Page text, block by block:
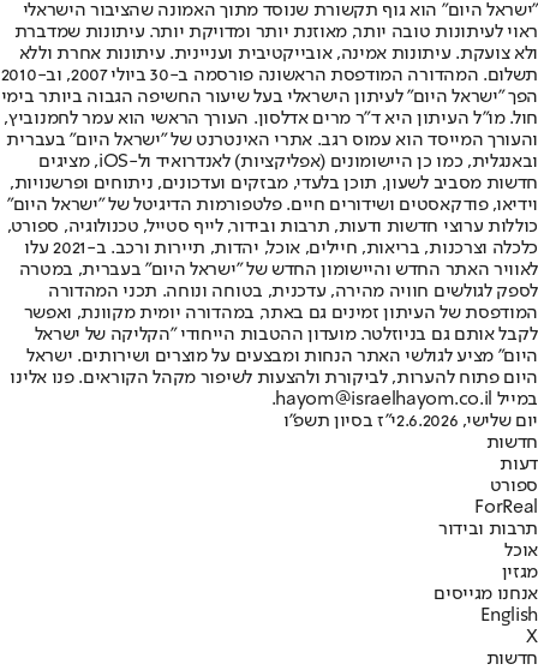
"ישראל היום" הוא גוף תקשורת שנוסד מתוך האמונה שהציבור הישראלי
ראוי לעיתונות טובה יותר, מאוזנת יותר ומדויקת יותר. עיתונות שמדברת
ולא צועקת. עיתונות אמינה, אובייקטיבית ועניינית. עיתונות אחרת וללא
תשלום. המהדורה המודפסת הראשונה פורסמה ב-30 ביולי 2007, וב-2010
הפך "ישראל היום" לעיתון הישראלי בעל שיעור החשיפה הגבוה ביותר בימי
חול. מו"ל העיתון היא ד"ר מרים אדלסון. העורך הראשי הוא עמר לחמנוביץ,
והעורך המייסד הוא עמוס רגב. אתרי האינטרנט של "ישראל היום" בעברית
ובאנגלית, כמו כן היישומונים (אפליקציות) לאנדרואיד ול-iOS, מציגים
חדשות מסביב לשעון, תוכן בלעדי, מבזקים ועדכונים, ניתוחים ופרשנויות,
וידיאו, פודקאסטים ושידורים חיים. פלטפורמות הדיגיטל של "ישראל היום"
כוללות ערוצי חדשות ודעות, תרבות ובידור, לייף סטייל, טכנולוגיה, ספורט,
כלכלה וצרכנות, בריאות, חיילים, אוכל, יהדות, תיירות ורכב. ב-2021 עלו
לאוויר האתר החדש והיישומון החדש של "ישראל היום" בעברית, במטרה
לספק לגולשים חוויה מהירה, עדכנית, בטוחה ונוחה. תכני המהדורה
המודפסת של העיתון זמינים גם באתר, במהדורה יומית מקוונת, ואפשר
לקבל אותם גם בניוזלטר. מועדון ההטבות הייחודי "הקליקה של ישראל
היום" מציע לגולשי האתר הנחות ומבצעים על מוצרים ושירותים. ישראל
היום פתוח להערות, לביקורת ולהצעות לשיפור מקהל הקוראים. פנו אלינו
במייל hayom@israelhayom.co.il.
יום שלישי, 2.6.2026
י"ז בסיון תשפ"ו
חדשות
דעות
ספורט
ForReal
תרבות ובידור
אוכל
מגזין
אנחנו מגייסים
English
X
חדשות